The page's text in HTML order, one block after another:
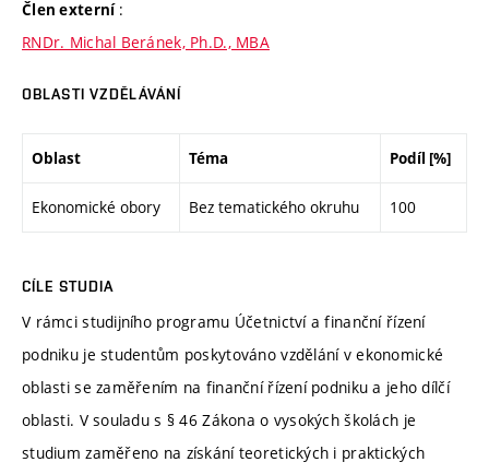
Člen externí :
RNDr. Michal Beránek, Ph.D., MBA
OBLASTI VZDĚLÁVÁNÍ
Oblast Téma Podíl [%]
Ekonomické obory Bez tematického okruhu 100
CÍLE STUDIA
V rámci studijního programu Účetnictví a finanční řízení
podniku je studentům poskytováno vzdělání v ekonomické
oblasti se zaměřením na finanční řízení podniku a jeho dílčí
oblasti. V souladu s § 46 Zákona o vysokých školách je
studium zaměřeno na získání teoretických i praktických